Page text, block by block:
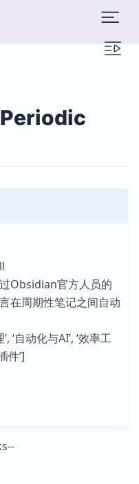
Obsidian官方人员的
在周期性笔记之间自动
‘自动化与AI’, ‘效率工
件’]